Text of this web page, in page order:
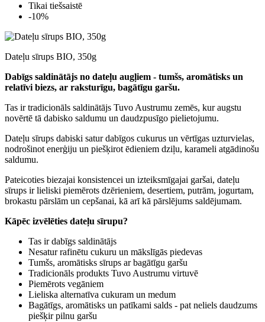
Tikai tiešsaistē
-10%
Dateļu sīrups BIO, 350g
Dabīgs saldinātājs no dateļu augļiem - tumšs, aromātisks un
relatīvi biezs, ar raksturīgu, bagātīgu garšu.
Tas ir tradicionāls saldinātājs Tuvo Austrumu zemēs, kur augstu
novērtē tā dabisko saldumu un daudzpusīgo pielietojumu.
Dateļu sīrups dabiski satur dabīgos cukurus un vērtīgas uzturvielas,
nodrošinot enerģiju un piešķirot ēdieniem dziļu, karameli atgādinošu
saldumu.
Pateicoties biezajai konsistencei un izteiksmīgajai garšai, dateļu
sīrups ir lieliski piemērots dzērieniem, desertiem, putrām, jogurtam,
brokastu pārslām un cepšanai, kā arī kā pārslējums saldējumam.
Kāpēc izvēlēties dateļu sīrupu?
Tas ir dabīgs saldinātājs
Nesatur rafinētu cukuru un mākslīgās piedevas
Tumšs, aromātisks sīrups ar bagātīgu garšu
Tradicionāls produkts Tuvo Austrumu virtuvē
Piemērots vegāniem
Lieliska alternatīva cukuram un medum
Bagātīgs, aromātisks un patīkami salds - pat neliels daudzums
piešķir pilnu garšu